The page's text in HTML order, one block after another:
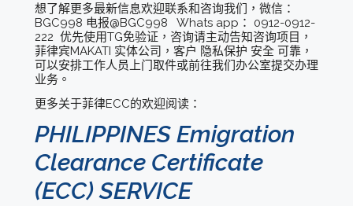
想了解更多最新信息欢迎联系和咨询我们，微信：
BGC998 电报@BGC998 Whats app： 0912-0912-
222 优先使用TG免验证，咨询请主动告知咨询项目，
菲律宾MAKATI 实体公司，客户 隐私保护 安全 可靠，
可以安排工作人员上门取件或前往我们办公室提交办理
业务。
更多关于菲律ECC的欢迎阅读：
PHILIPPINES Emigration
Clearance Certificate
(ECC) SERVICE